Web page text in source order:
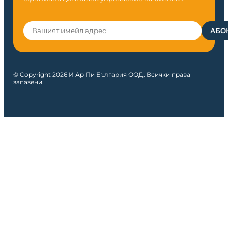
© Copyright 2026 И Ар Пи България ООД. Всички права
запазени.